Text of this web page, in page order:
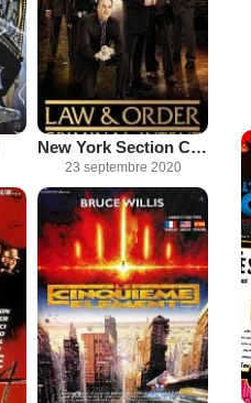
New York Section Criminelle
23 septembre 2020